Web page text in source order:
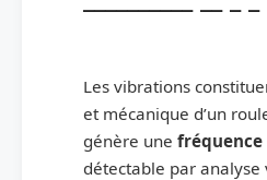
Les vibrations
et mécanique d’un
génère une
détectable par